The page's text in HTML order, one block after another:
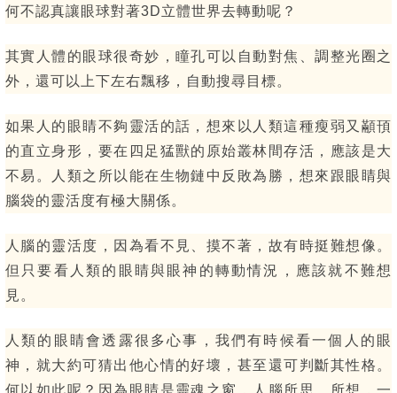
何不認真讓眼球對著3D立體世界去轉動呢？
其實人體的眼球很奇妙，瞳孔可以自動對焦、調整光圈之
外，還可以上下左右飄移，自動搜尋目標。
如果人的眼睛不夠靈活的話，想來以人類這種瘦弱又顢頇
的直立身形，要在四足猛獸的原始叢林間存活，應該是大
不易。人類之所以能在生物鏈中反敗為勝，想來跟眼睛與
腦袋的靈活度有極大關係。
人腦的靈活度，因為看不見、摸不著，故有時挺難想像。
但只要看人類的眼睛與眼神的轉動情況，應該就不難想
見。
人類的眼睛會透露很多心事，我們有時候看一個人的眼
神，就大約可猜出他心情的好壞，甚至還可判斷其性格。
何以如此呢？因為眼睛是靈魂之窗，人腦所思、所想，一